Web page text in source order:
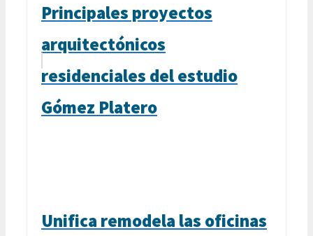
Principales proyectos
arquitectónicos
residenciales del estudio
Gómez Platero
Unifica remodela las oficinas